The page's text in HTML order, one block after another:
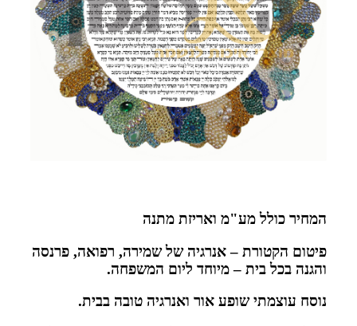
המחיר כולל מע"מ ואריזת מתנה
פיטום הקטורת – אנרגיה של שמירה, רפואה, פרנסה
והגנה בכל בית – מיוחד ליום המשפחה.
נוסח עוצמתי שופע אור ואנרגיה טובה בבית.